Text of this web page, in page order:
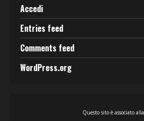
Accedi
Entries feed
Comments feed
WordPress.org
Questo sito è associato alla